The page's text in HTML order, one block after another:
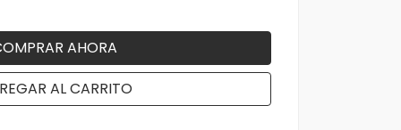
AHORA
AL CARRITO